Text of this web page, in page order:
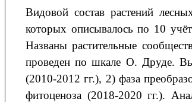
Видовой состав растений
которых описывалось по 10
Названы растительные
проведен по шкале О. Друде.
(2010-2012 гг.), 2) фаза
фитоценоза (2018-2020 гг.).